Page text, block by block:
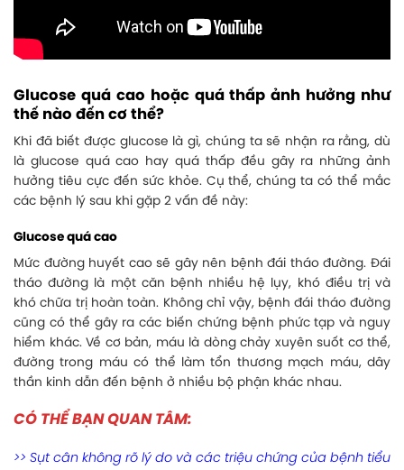
Glucose quá cao hoặc quá thấp ảnh hưởng như
thế nào đến cơ thể?
Khi đã biết được glucose là gì, chúng ta sẽ nhận ra rằng, dù
là glucose quá cao hay quá thấp đều gây ra những ảnh
hưởng tiêu cực đến sức khỏe. Cụ thể, chúng ta có thể mắc
các bệnh lý sau khi gặp 2 vấn đề này:
Glucose quá cao
Mức đường huyết cao sẽ gây nên bệnh đái tháo đường. Đái
tháo đường là một căn bệnh nhiều hệ lụy, khó điều trị và
khó chữa trị hoàn toàn. Không chỉ vậy, bệnh đái tháo đường
cũng có thể gây ra các biến chứng bệnh phức tạp và nguy
hiểm khác. Về cơ bản, máu là dòng chảy xuyên suốt cơ thể,
đường trong máu có thể làm tổn thương mạch máu, dây
thần kinh dẫn đến bệnh ở nhiều bộ phận khác nhau.
CÓ THỂ BẠN QUAN TÂM:
>> Sụt cân không rõ lý do và các triệu chứng của bệnh tiểu